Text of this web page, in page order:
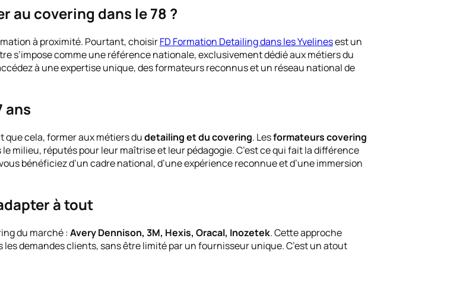
au covering dans le 78 ?
à proximité. Pourtant, choisirFD Formation Detailing dans les Yvelinesest un
s’impose comme une référence nationale, exclusivement dédié aux métiers du
à une expertise unique, des formateurs reconnus et un réseau national de
ans
que cela, former aux métiers dudetailing et du covering. Lesformateurs covering
milieu, réputés pour leur maîtrise et leur pédagogie. C’est ce qui fait la différence
bénéficiez d’un cadre national, d’une expérience reconnue et d’une immersion
à tout
du marché :Avery Dennison, 3M, Hexis, Oracal, Inozetek. Cette approche
demandes clients, sans être limité par un fournisseur unique. C’est un atout